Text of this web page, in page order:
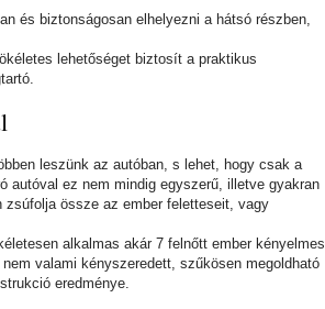
és biztonságosan elhelyezni a hátsó részben,
lehetőséget biztosít a praktikus
leszünk az autóban, s lehet, hogy csak a
autóval ez nem mindig egyszerű, illetve gyakran
össze az ember feletteseit, vagy
alkalmas akár 7 felnőtt ember kényelmes
valami kényszeredett, szűkösen megoldható
eredménye.